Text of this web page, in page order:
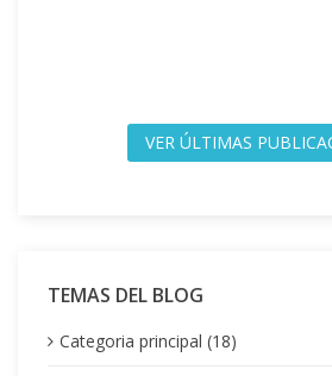
VER ÚLTIMAS
TEMAS DEL BLOG
Categoria principal (18)